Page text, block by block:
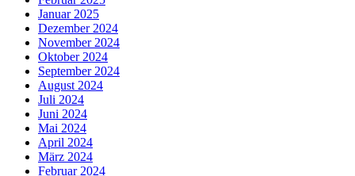
Januar 2025
Dezember 2024
November 2024
Oktober 2024
September 2024
August 2024
Juli 2024
Juni 2024
Mai 2024
April 2024
März 2024
Februar 2024